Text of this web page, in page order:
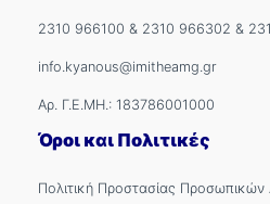
2310 966100 & 2310 966302 &
info.kyanous@imitheamg.gr
Αρ. Γ.Ε.ΜΗ.: 183786001000
Όροι και Πολιτικές
Πολιτική Προστασίας